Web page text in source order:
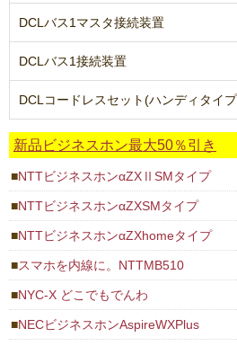
DCLバス1マスタ接続装置
DCLバス1接続装置
DCLコードレスセット(ハンディタイ
新品ビジネスホン最大50％引き
NTTビジネスホンαZXⅡSMタイプ
NTTビジネスホンαZXSMタイプ
NTTビジネスホンαZXhomeタイプ
スマホを内線に。NTTMB510
NYC-X どこでもでんわ
NECビジネスホンAspireWXPlus